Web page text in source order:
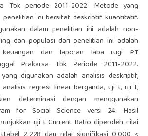
Tbk periode 2011-2022. Metode yang
penelitian ini bersifat deskriptif kuantitatif.
dalam penelitian ini adalah non-
dan populasi dari penelitian ini adalah
dan laporan laba rugi PT
Prakarsa Tbk Periode 2011-2022.
digunakan adalah analisis deskriptif,
analisis regresi linear berganda, uji t, uji f,
determinasi dengan menggunakan
for Social Science versi 24. Hasil
uji t Current Ratio diperoleh nilai